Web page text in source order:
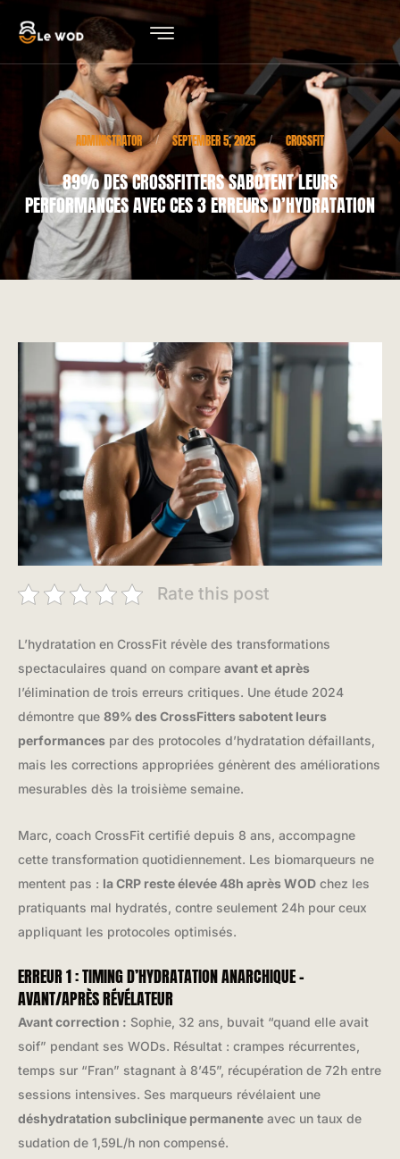
ADMINISTRATOR / SEPTEMBER 5, 2025 / CROSSFIT
89% DES CROSSFITTERS SABOTENT LEURS
PERFORMANCES AVEC CES 3 ERREURS D’HYDRATATION
Rate this post
L’hydratation en CrossFit révèle des transformations
spectaculaires quand on compare avant et après
l’élimination de trois erreurs critiques. Une étude 2024
démontre que 89% des CrossFitters sabotent leurs
performances par des protocoles d’hydratation défaillants,
mais les corrections appropriées génèrent des améliorations
mesurables dès la troisième semaine.
Marc, coach CrossFit certifié depuis 8 ans, accompagne
cette transformation quotidiennement. Les biomarqueurs ne
mentent pas : la CRP reste élevée 48h après WOD chez les
pratiquants mal hydratés, contre seulement 24h pour ceux
appliquant les protocoles optimisés.
ERREUR 1 : TIMING D’HYDRATATION ANARCHIQUE –
AVANT/APRÈS RÉVÉLATEUR
Avant correction : Sophie, 32 ans, buvait “quand elle avait
soif” pendant ses WODs. Résultat : crampes récurrentes,
temps sur “Fran” stagnant à 8’45”, récupération de 72h entre
sessions intensives. Ses marqueurs révélaient une
déshydratation subclinique permanente avec un taux de
sudation de 1,59L/h non compensé.